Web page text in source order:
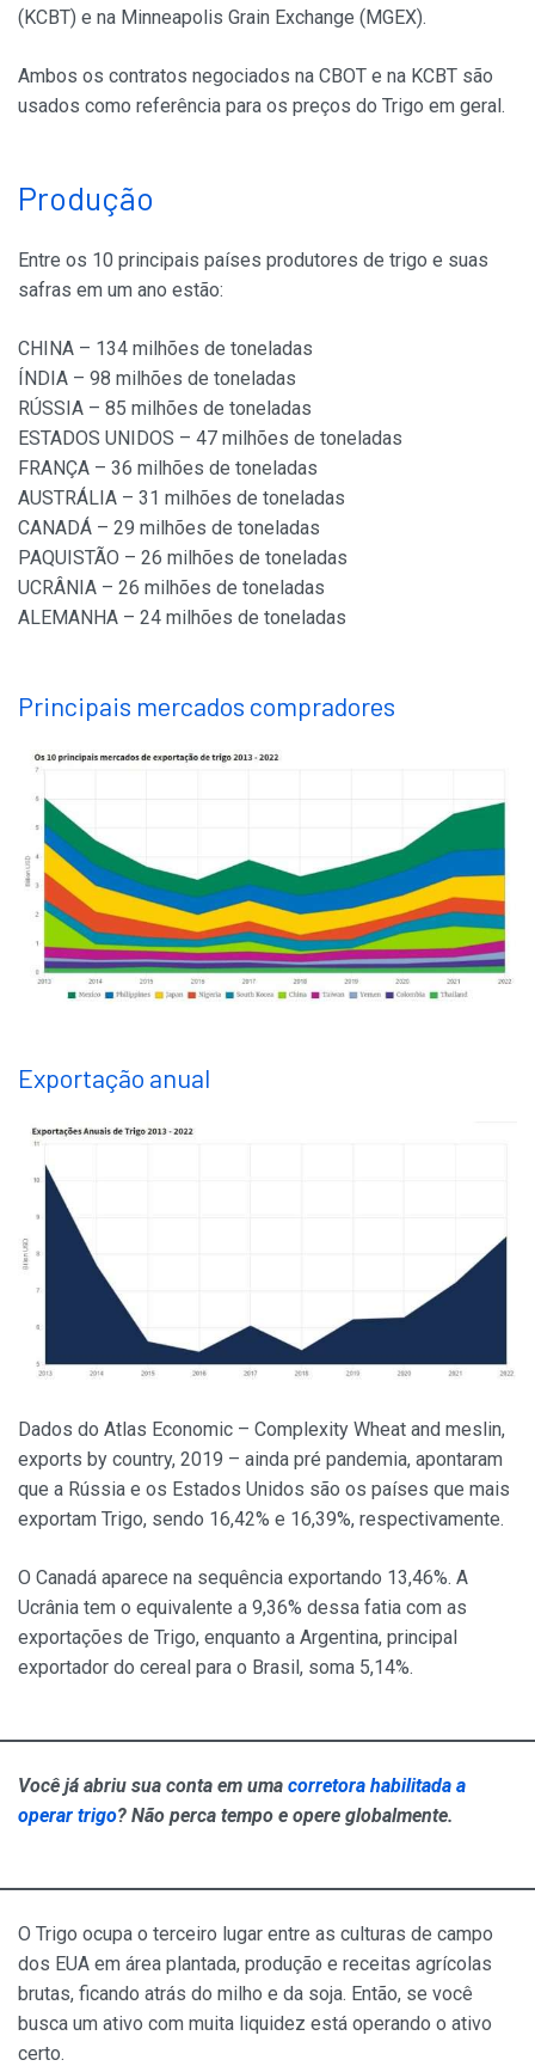
(KCBT) e na Minneapolis Grain Exchange (MGEX).
Ambos os contratos negociados na CBOT e na KCBT são
usados como referência para os preços do Trigo em geral.
Produção
Entre os 10 principais países produtores de trigo e suas
safras em um ano estão:
CHINA – 134 milhões de toneladas
ÍNDIA – 98 milhões de toneladas
RÚSSIA – 85 milhões de toneladas
ESTADOS UNIDOS – 47 milhões de toneladas
FRANÇA – 36 milhões de toneladas
AUSTRÁLIA – 31 milhões de toneladas
CANADÁ – 29 milhões de toneladas
PAQUISTÃO – 26 milhões de toneladas
UCRÂNIA – 26 milhões de toneladas
ALEMANHA – 24 milhões de toneladas
Principais mercados compradores
Exportação anual
Dados do Atlas Economic – Complexity Wheat and meslin,
exports by country, 2019 – ainda pré pandemia, apontaram
que a Rússia e os Estados Unidos são os países que mais
exportam Trigo, sendo 16,42% e 16,39%, respectivamente.
O Canadá aparece na sequência exportando 13,46%. A
Ucrânia tem o equivalente a 9,36% dessa fatia com as
exportações de Trigo, enquanto a Argentina, principal
exportador do cereal para o Brasil, soma 5,14%.
Você já abriu sua conta em uma corretora habilitada a
operar trigo? Não perca tempo e opere globalmente.
O Trigo ocupa o terceiro lugar entre as culturas de campo
dos EUA em área plantada, produção e receitas agrícolas
brutas, ficando atrás do milho e da soja. Então, se você
busca um ativo com muita liquidez está operando o ativo
certo.